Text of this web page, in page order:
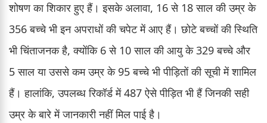
शोषण का शिकार हुए हैं। इसके अलावा, 16 से 18 साल की उम्र के
356 बच्चे भी इन अपराधों की चपेट में आए हैं। छोटे बच्चों की स्थिति
भी चिंताजनक है, क्योंकि 6 से 10 साल की आयु के 329 बच्चे और
5 साल या उससे कम उम्र के 95 बच्चे भी पीड़ितों की सूची में शामिल
हैं। हालांकि, उपलब्ध रिकॉर्ड में 487 ऐसे पीड़ित भी हैं जिनकी सही
उम्र के बारे में जानकारी नहीं मिल पाई है।